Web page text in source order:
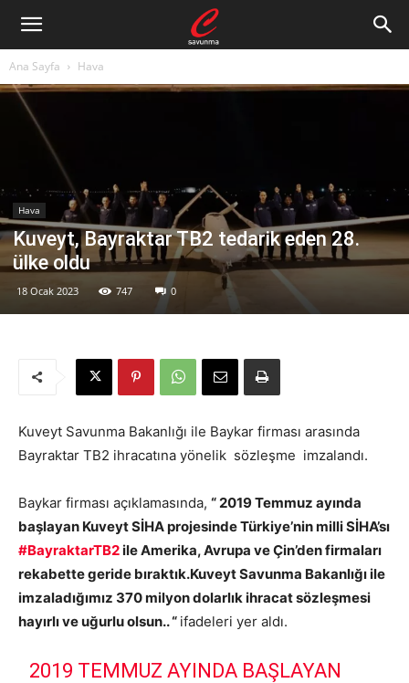
Ana Sayfa Hava
Hava
Kuveyt, Bayraktar TB2 tedarik eden 28.
ülke oldu
18 Ocak 2023 747 0
Kuveyt Savunma Bakanlığı ile Baykar firması arasında
Bayraktar TB2 ihracatına yönelik sözleşme imzalandı.
Baykar firması açıklamasında, “ 2019 Temmuz ayında
başlayan Kuveyt SİHA projesinde Türkiye’nin milli SİHA’sı
#BayraktarTB2ile Amerika, Avrupa ve Çin’den firmaları
rekabette geride bıraktık.Kuveyt Savunma Bakanlığı ile
imzaladığımız 370 milyon dolarlık ihracat sözleşmesi
hayırlı ve uğurlu olsun.. “ ifadeleri yer aldı.
2019 TEMMUZ AYINDA BAŞLAYAN